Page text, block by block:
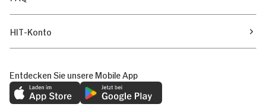
HIT-Konto
Entdecken Sie unsere Mobile App